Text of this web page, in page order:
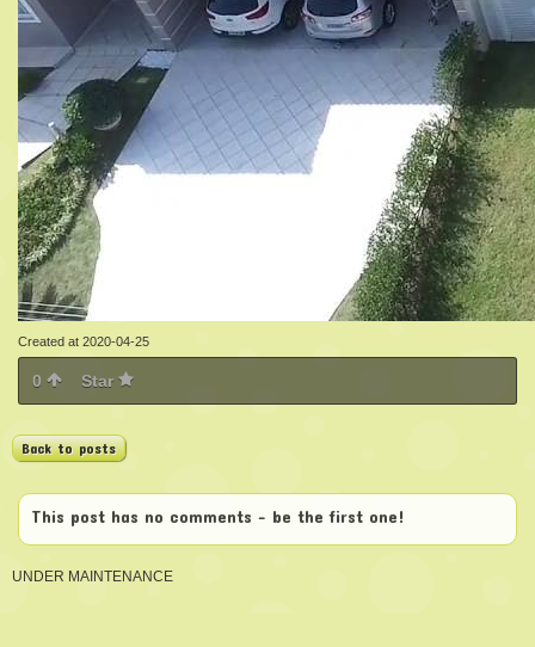
Created at 2020-04-25
0 Star
Back to posts
This post has no comments - be the first one!
UNDER MAINTENANCE